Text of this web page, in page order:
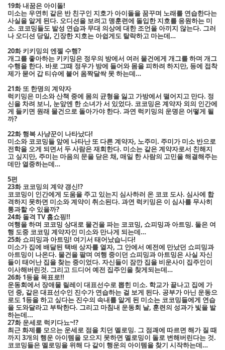
19화 내꿈은 아이돌!
미소는 우연히 같은 반 친구인 지호가 아이돌을 꿈꾸며 노래를 연습한다는
사실을 알게 된다. 오디션을 보려고 맹훈련에 돌입한 지호를 응원하는 미
소. 코코밍들도 발성 연습과 무대 의상에 대한 조언을 아끼지 않는다. 그러
나 오디션 당일, 긴장한 지호는 아쉽게도 탈락하고 마는데…
20화 키키밍의 엔젤 수행?
개그를 좋아하는 키키밍은 정우의 방에서 여러 물건에게 개그를 하며 개그
수행을 한다. 바로 그때 정우가 방에 들어와 몸을 피하려 하지만, 등에 접착
제가 묻어 갑 티슈에 붙어 옴짝달싹 못 하는데…
21화 또 한명의 계약자
럭키밍은 미소와 산책 중에 몸의 균형을 잃고 가방에서 떨어지고 만다. 정
신을 차려 보니, 눈앞엔 한 소녀가 서 있었다. 코코밍은 계약자 외의 인간에
게 들키면 원래 물건으로 돌아가야 한다. 과연 럭키밍의 운명은 어떻게 될
까?
22화 행복 사냥꾼이 나타났다!
미소와 코코밍들 앞에 나타난 또 다른 계약자, 노주미. 주미가 미소 반으로
전학을 오게 되면서 두 사람은 재회한다. 미소는 같은 계약자로서 친해지
고 싶지만, 주미는 마음의 문을 닫은 채, 매일 한 사람의 고민을 해결해주는
데만 열중하는데…
5편
23화 코코밍의 계약 갱신!?
코코밍이 인간에게 도움을 주고 있는지 심사하러 온 코코 도사. 심사에 합
격하지 못하면 미소와 계약이 취소된다. 과연 럭키밍은 이 심사를 무사히
통과할 수 있을까?
24화 돌격 TV 홈쇼핑!!
여행을 하며 코코밍 상대로 물건을 파는 코코밍, 쇼피밍과 아트밍. 둘은 여
행 도중 코코밍 계약자인 미소와 만나게 되는데…
25화 쇼피밍과 아트밍! 여기서 태어났습니다!
미소가 집에 배달된 택배 상자를 열자, 그 안에서 예전에 만났던 쇼피밍과
아트밍이 나온다. 물건을 팔며 여행 중이던 쇼피밍과 아트밍은 사실 자신
들이 태어난 집을 찾는 중이었다. 자신들이 잠깐 집을 비운사이 집주인이
이사해버린것. 그리고 드디어 예전 집주인을 찾게되는데…
26화 1등을 목표로!!
운동회에서 장애물 릴레이 대표선수로 뽑힌 미소. 학교가 끝나고 집에 가
던 중, 같은 대표선수인 진수가 연습하는 걸 보게 된다. 공부가 아닌 운동으
로도 1등을 하고 싶다는 진수의 속내를 알게 된 미소는 코코밍들에게 연습
을 도와달라고 부탁한다. 그리고 마침내 운동회 날, 훈련의 성과가 빛을 발
하는데...
27화 운세로 럭키다뇨~!?
최근 화제를 모으는 운세로 점을 치던 멜로밍. 그 점괘에 따르면 해가 질 때
까지 3개의 행운 아이템을 모으지 못하면 멜로밍이 돌로 변해버린다는 것.
코코밍들은 멜로밍을 위해 다 같이 행운의 아이템을 찾기 시작하는데…